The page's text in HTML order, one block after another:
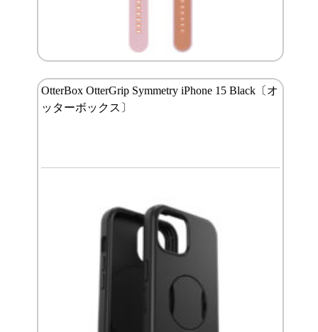
OtterBox OtterGrip Symmetry iPhone 15 Black〔オ
ッターボックス〕